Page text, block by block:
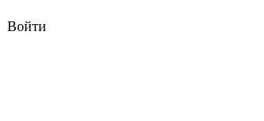
Войти